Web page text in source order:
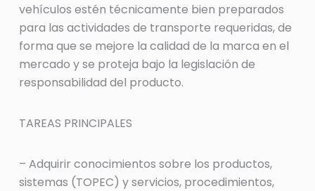
vehículos estén técnicamente bien preparados
para las actividades de transporte requeridas, de
forma que se mejore la calidad de la marca en el
mercado y se proteja bajo la legislación de
responsabilidad del producto.
TAREAS PRINCIPALES
– Adquirir conocimientos sobre los productos,
sistemas (TOPEC) y servicios, procedimientos,